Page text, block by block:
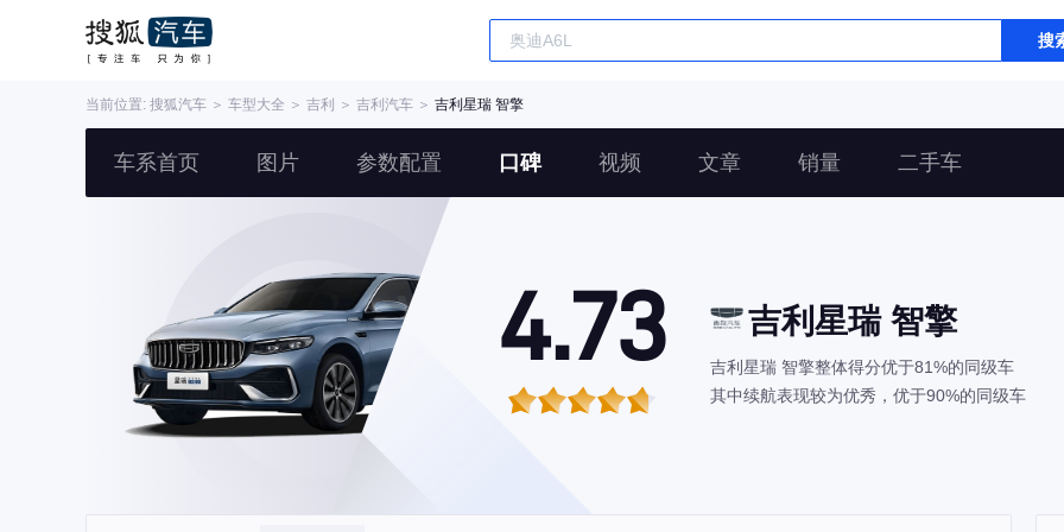
搜
当前位置: 搜狐汽车 ＞ 车型大全 ＞ 吉利 ＞ 吉利汽车 ＞ 吉利星瑞 智擎
车系首页 图片 参数配置 口碑 视频 文章 销量 二手车
4.73 吉利星瑞 智擎
吉利星瑞 智擎整体得分优于81%的同级车
其中续航表现较为优秀，优于90%的同级车